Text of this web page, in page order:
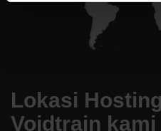
Lokasi
Voidtrain kami